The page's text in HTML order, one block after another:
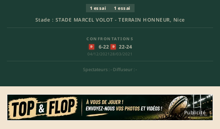
Stade : STADE MARCEL VOLOT - TERRAIN HONNEUR, Nice
1 essai 1 essai
CONFRONTATIONS
D 6-22
04/12/2021
D 22-24
28/03/2021
Spectateurs : - Diffuseur : -
Publicité